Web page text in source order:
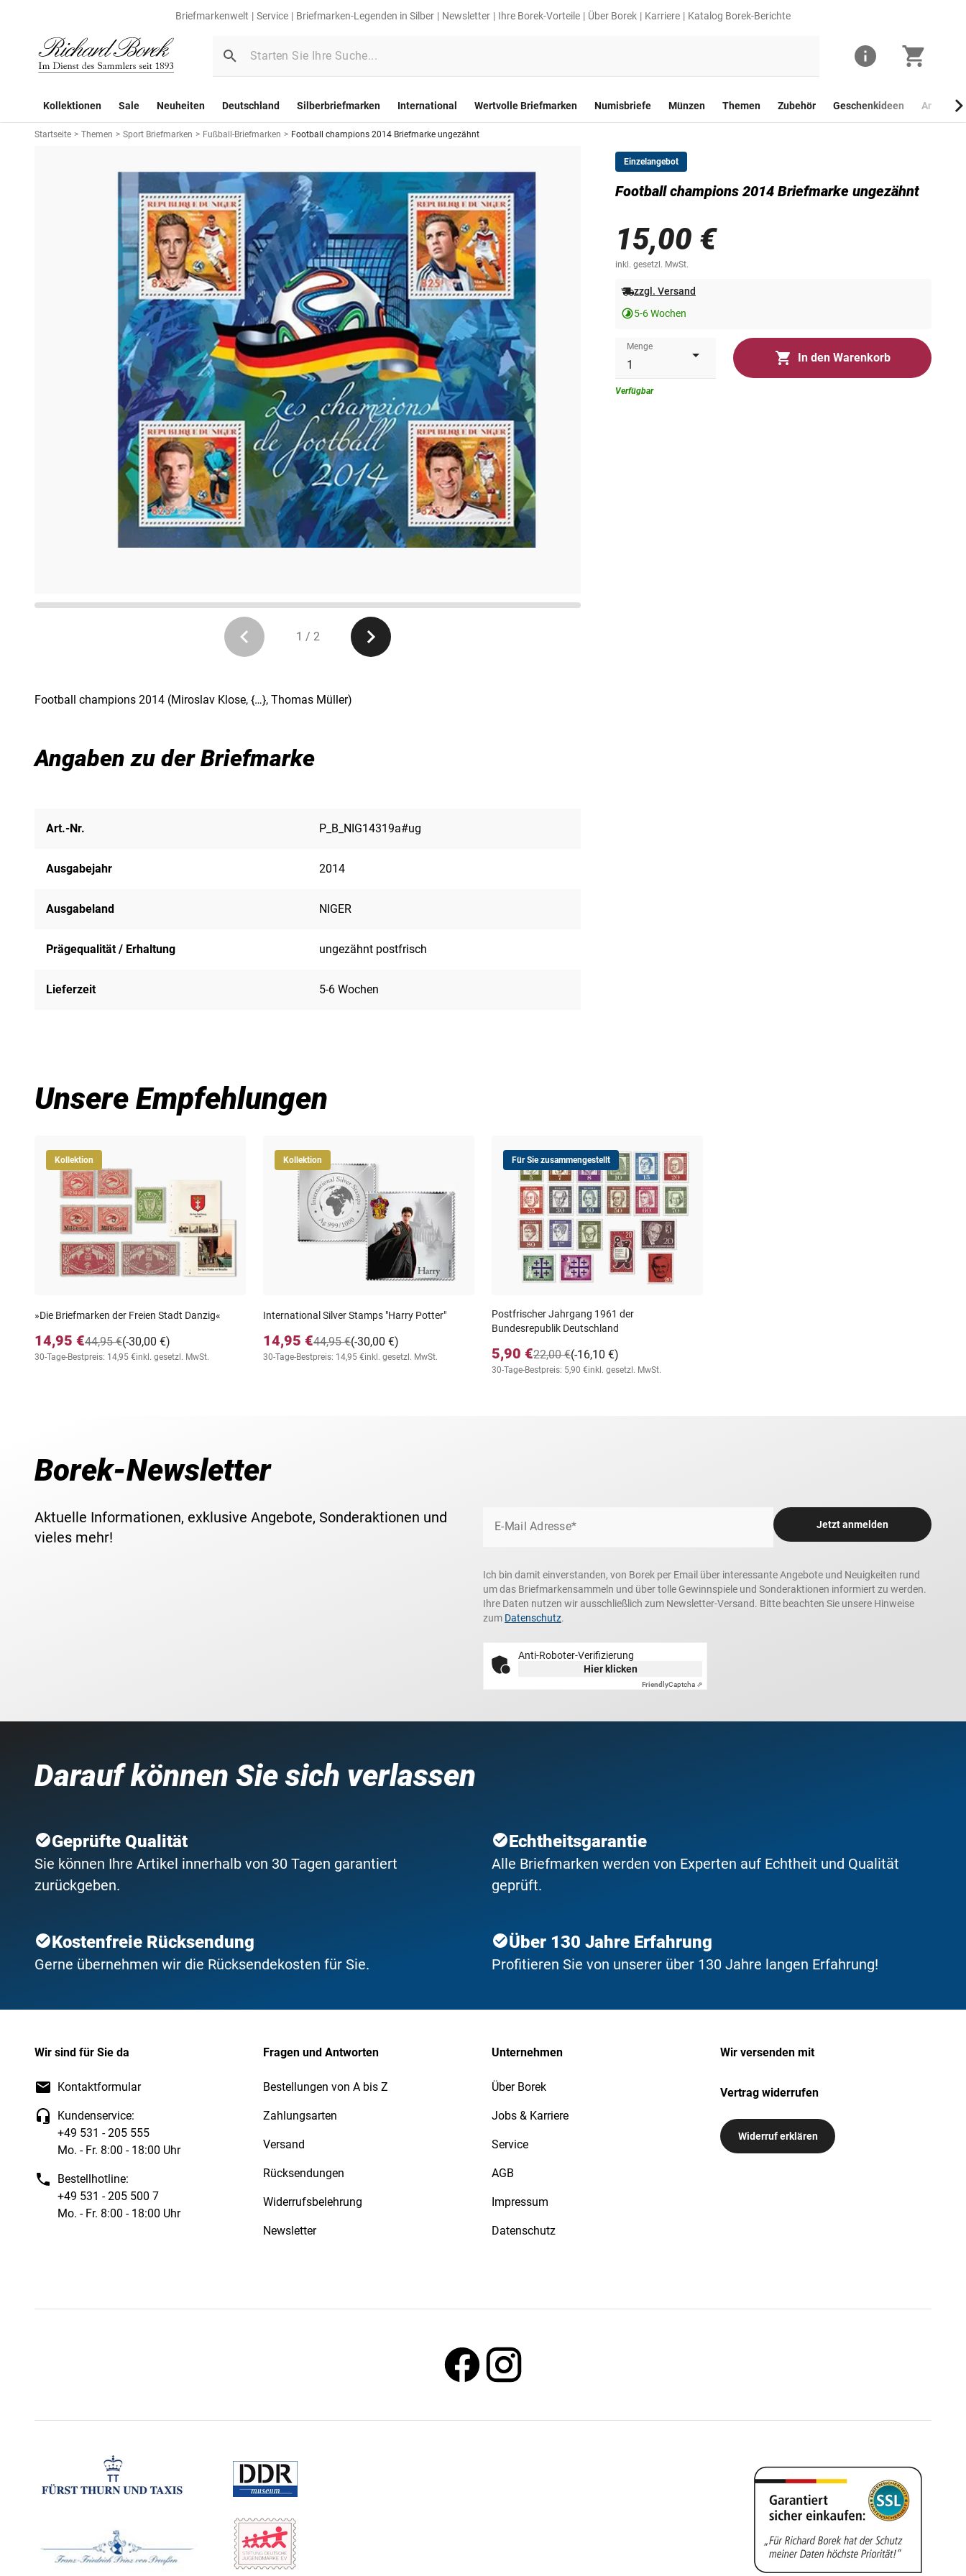
Briefmarkenwelt Service Briefmarken-Legenden in Silber Newsletter Ihre Borek-Vorteile Über Borek Karriere Katalog Borek-Berichte
Kollektionen Sale Neuheiten Deutschland Silberbriefmarken International Wertvolle Briefmarken Numisbriefe Münzen Themen Zubehör Geschenkideen
Startseite > Themen > Sport Briefmarken > Fußball-Briefmarken > Football champions 2014 Briefmarke ungezähnt
1 / 2
Einzelangebot
Football champions 2014 Briefmarke ungezähnt
15,00 €
inkl. gesetzl. MwSt.
zzgl. Versand
5-6 Wochen
Menge
In den Warenkorb
Verfügbar
Football champions 2014 (Miroslav Klose, {…}, Thomas Müller)
Angaben zu der Briefmarke
Art.-Nr. P_B_NIG14319a#ug
Ausgabejahr 2014
Ausgabeland NIGER
Prägequalität / Erhaltung ungezähnt postfrisch
Lieferzeit 5-6 Wochen
Unsere Empfehlungen
Kollektion
»Die Briefmarken der Freien Stadt Danzig«
14,95 € (-30,00 €)
44,95 €
30-Tage-Bestpreis: 14,95 €inkl. gesetzl. MwSt.
Kollektion
International Silver Stamps "Harry Potter"
14,95 € (-30,00 €)
44,95 €
30-Tage-Bestpreis: 14,95 €inkl. gesetzl. MwSt.
Für Sie zusammengestellt
Postfrischer Jahrgang 1961 der
Bundesrepublik Deutschland
5,90 € (-16,10 €)
22,00 €
30-Tage-Bestpreis: 5,90 €inkl. gesetzl. MwSt.
Borek-Newsletter
Aktuelle Informationen, exklusive Angebote, Sonderaktionen und
vieles mehr!
E-Mail Adresse* Jetzt anmelden
Ich bin damit einverstanden, von Borek per Email über interessante Angebote und Neuigkeiten rund
um das Briefmarkensammeln und über tolle Gewinnspiele und Sonderaktionen informiert zu werden.
Ihre Daten nutzen wir ausschließlich zum Newsletter-Versand. Bitte beachten Sie unsere Hinweise
zum Datenschutz.
Anti-Roboter-Verifizierung
Hier klicken
FriendlyCaptcha ⇗
Darauf können Sie sich verlassen
Geprüfte Qualität
Sie können Ihre Artikel innerhalb von 30 Tagen garantiert
zurückgeben.
Echtheitsgarantie
Alle Briefmarken werden von Experten auf Echtheit und Qualität
geprüft.
Kostenfreie Rücksendung
Gerne übernehmen wir die Rücksendekosten für Sie.
Über 130 Jahre Erfahrung
Profitieren Sie von unserer über 130 Jahre langen Erfahrung!
Wir sind für Sie da
Kontaktformular
Kundenservice:
+49 531 - 205 555
Mo. - Fr. 8:00 - 18:00 Uhr
Bestellhotline:
+49 531 - 205 500 7
Mo. - Fr. 8:00 - 18:00 Uhr
Fragen und Antworten
Bestellungen von A bis Z
Zahlungsarten
Versand
Rücksendungen
Widerrufsbelehrung
Newsletter
Unternehmen
Über Borek
Jobs & Karriere
Service
AGB
Impressum
Datenschutz
Wir versenden mit
Vertrag widerrufen
Widerruf erklären